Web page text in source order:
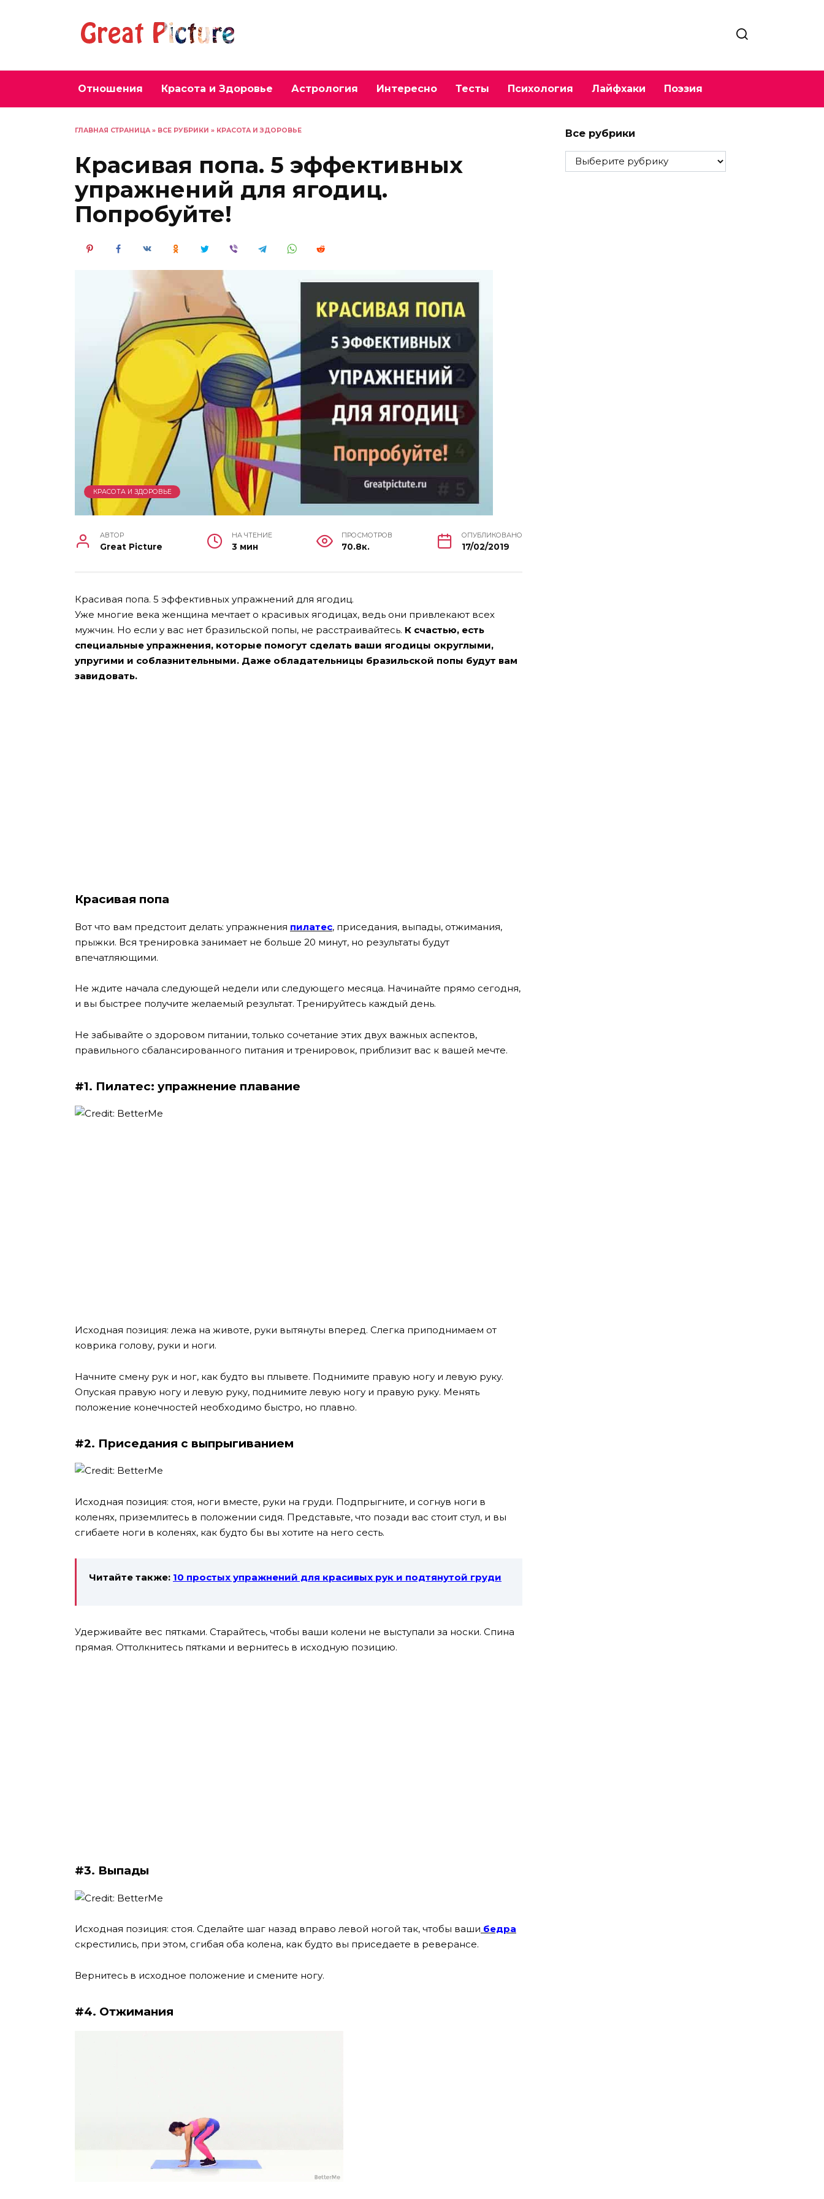
Отношения Красота и Здоровье Астрология Интересно Тесты Психология Лайфхаки Поэзия
ГЛАВНАЯ СТРАНИЦА » ВСЕ РУБРИКИ » КРАСОТА И ЗДОРОВЬЕ
Красивая попа. 5 эффективных
упражнений для ягодиц.
Попробуйте!
КРАСОТА И ЗДОРОВЬЕ
АВТОР
Great Picture
НА ЧТЕНИЕ
3 мин
ПРОСМОТРОВ
70.8к.
ОПУБЛИКОВАНО
17/02/2019
Красивая попа. 5 эффективных упражнений для ягодиц.
Уже многие века женщина мечтает о красивых ягодицах, ведь они привлекают всех
мужчин. Но если у вас нет бразильской попы, не расстраивайтесь. К счастью, есть
специальные упражнения, которые помогут сделать ваши ягодицы округлыми,
упругими и соблазнительными. Даже обладательницы бразильской попы будут вам
завидовать.
Красивая попа
Вот что вам предстоит делать: упражнения пилатес, приседания, выпады, отжимания,
прыжки. Вся тренировка занимает не больше 20 минут, но результаты будут
впечатляющими.
Не ждите начала следующей недели или следующего месяца. Начинайте прямо сегодня,
и вы быстрее получите желаемый результат. Тренируйтесь каждый день.
Не забывайте о здоровом питании, только сочетание этих двух важных аспектов,
правильного сбалансированного питания и тренировок, приблизит вас к вашей мечте.
#1. Пилатес: упражнение плавание
Исходная позиция: лежа на животе, руки вытянуты вперед. Слегка приподнимаем от
коврика голову, руки и ноги.
Начните смену рук и ног, как будто вы плывете. Поднимите правую ногу и левую руку.
Опуская правую ногу и левую руку, поднимите левую ногу и правую руку. Менять
положение конечностей необходимо быстро, но плавно.
#2. Приседания с выпрыгиванием
Исходная позиция: стоя, ноги вместе, руки на груди. Подпрыгните, и согнув ноги в
коленях, приземлитесь в положении сидя. Представьте, что позади вас стоит стул, и вы
сгибаете ноги в коленях, как будто бы вы хотите на него сесть.
Читайте также: 10 простых упражнений для красивых рук и подтянутой грyди
Удерживайте вес пятками. Старайтесь, чтобы ваши колени не выступали за носки. Спина
прямая. Оттолкнитесь пятками и вернитесь в исходную позицию.
#3. Выпады
Исходная позиция: стоя. Сделайте шаг назад вправо левой ногой так, чтобы ваши бедра
скрестились, при этом, сгибая оба колена, как будто вы приседаете в реверансе.
Вернитесь в исходное положение и смените ногу.
#4. Отжимания
Все рубрики
Все
рубрики